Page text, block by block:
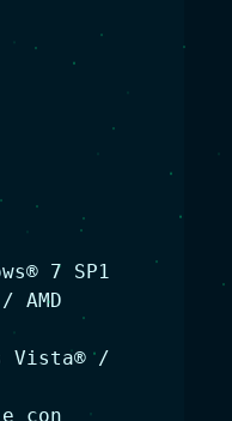
7 SP1
AMD
Vista® /
con